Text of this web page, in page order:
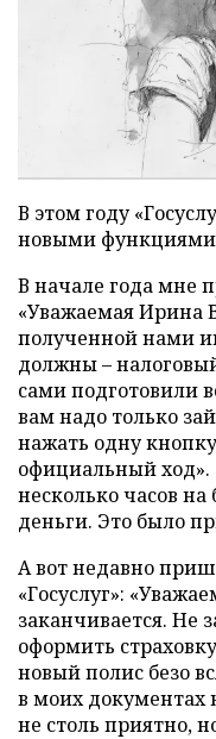
В этом году
новыми
В начале года мне
«Уважаемая Ирина
полученной нами
должны –
сами подготовили
вам надо только
нажать одну
официальный ход».
несколько часов
деньги. Это было
А вот недавно
«Госуслуг»:
заканчивается. Не
оформить
новый полис безо
в моих документах
не столь приятно,